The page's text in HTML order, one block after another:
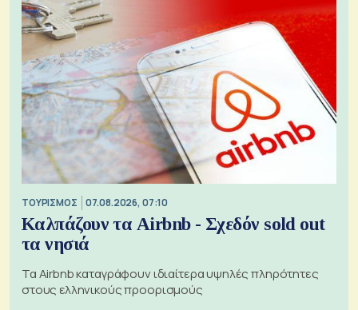
ΤΟΥΡΙΣΜΟΣ 07.08.2026, 07:10
Καλπάζουν τα Airbnb - Σχεδόν sold out
τα νησιά
Τα Airbnb καταγράφουν ιδιαίτερα υψηλές πληρότητες
στους ελληνικούς προορισμούς